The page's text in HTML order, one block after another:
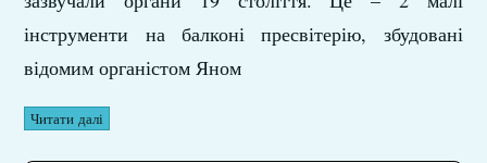
інструменти на балконі пресвітерію, збудовані
відомим органістом Яном
Читати далі